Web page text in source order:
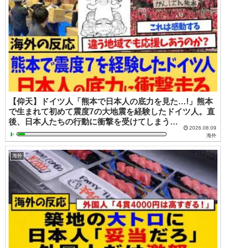
【仰天】ドイツ人「熊本で日本人の底力を見た…!」熊本
で生まれて初めて震度7の大地震を経験したドイツ人。直
後、日本人たちの行動に衝撃を受けてしまう…
2026.08.09
海外
海外